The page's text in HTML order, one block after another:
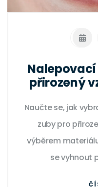
Nalepovací
přirozený
Naučte se, jak
zuby pro
výběrem
se vyhnout